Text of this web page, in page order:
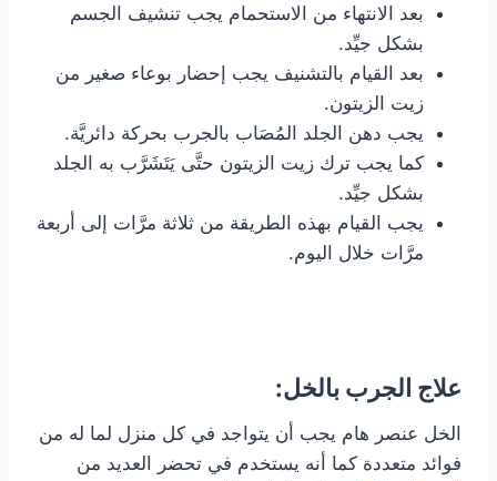
بعد الانتهاء من الاستحمام يجب تنشيف الجسم
بشكل جيِّد.
بعد القيام بالتشنيف يجب إحضار بوعاء صغير من
زيت الزيتون.
يجب دهن الجلد المُصَاب بالجرب بحركة دائريَّة.
كما يجب ترك زيت الزيتون حتَّى يَتَشَرَّب به الجلد
بشكل جيِّد.
يجب القيام بهذه الطريقة من ثلاثة مرَّات إلى أربعة
مرَّات خلال اليوم.
علاج الجرب بالخل:
الخل عنصر هام يجب أن يتواجد في كل منزل لما له من
فوائد متعددة كما أنه يستخدم في تحضر العديد من